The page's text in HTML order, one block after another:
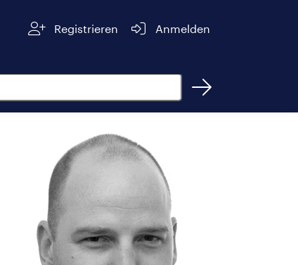
Registrieren Anmelden